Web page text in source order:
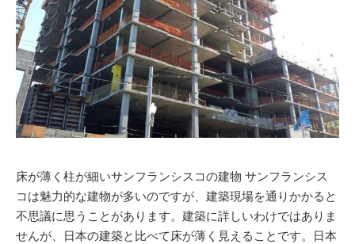
床が薄く柱が細いサンフランシスコの建物 サンフランシス
コは魅力的な建物が多いのですが、建築現場を通りかかると
不思議に思うことがあります。建築に詳しいわけではありま
せんが、日本の建築と比べて床が薄く見えることです。日本